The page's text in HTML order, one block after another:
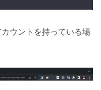
ウントを持っている場